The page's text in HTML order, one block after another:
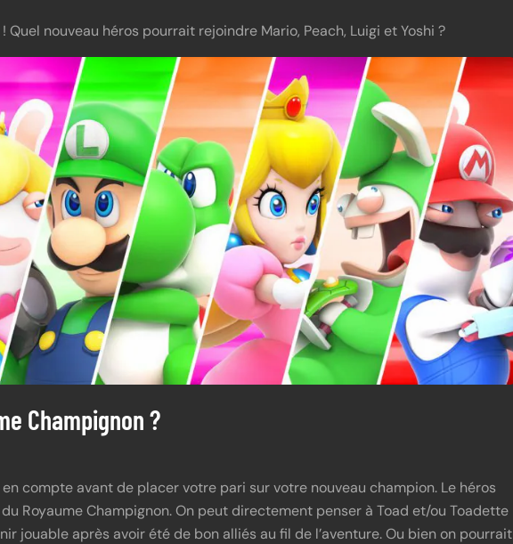
nouveau héros pourrait rejoindre Mario, Peach, Luigi et Yoshi ?
Champignon ?
compte avant de placer votre pari sur votre nouveau champion. Le héros
Royaume Champignon. On peut directement penser à Toad et/ou Toadette
jouable après avoir été de bon alliés au fil de l’aventure. Ou bien on pourrait